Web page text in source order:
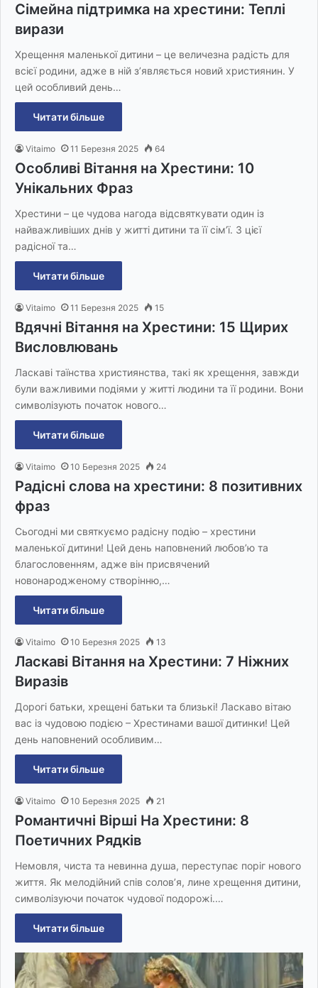
Сімейна підтримка на хрестини: Теплі
вирази
Хрещення маленької дитини – це величезна радість для
всієї родини, адже в ній з’являється новий християнин. У
цей особливий день…
Читати більше
Vitaimo 11 Березня 2025 64
Особливі Вітання на Хрестини: 10
Унікальних Фраз
Хрестини – це чудова нагода відсвяткувати один із
найважливіших днів у житті дитини та її сім’ї. З цієї
радісної та…
Читати більше
Vitaimo 11 Березня 2025 15
Вдячні Вітання на Хрестини: 15 Щирих
Висловлювань
Ласкаві таїнства християнства, такі як хрещення, завжди
були важливими подіями у житті людини та її родини. Вони
символізують початок нового…
Читати більше
Vitaimo 10 Березня 2025 24
Радісні слова на хрестини: 8 позитивних
фраз
Сьогодні ми святкуємо радісну подію – хрестини
маленької дитини! Цей день наповнений любов’ю та
благословенням, адже він присвячений
новонародженому створінню,…
Читати більше
Vitaimo 10 Березня 2025 13
Ласкаві Вітання на Хрестини: 7 Ніжних
Виразів
Дорогі батьки, хрещені батьки та близькі! Ласкаво вітаю
вас із чудовою подією – Хрестинами вашої дитинки! Цей
день наповнений особливим…
Читати більше
Vitaimo 10 Березня 2025 21
Романтичні Вірші На Хрестини: 8
Поетичних Рядків
Немовля, чиста та невинна душа, переступає поріг нового
життя. Як мелодійний спів солов’я, лине хрещення дитини,
символізуючи початок чудової подорожі.…
Читати більше